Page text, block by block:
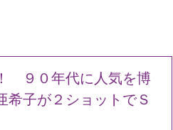
９０年代に人気を博
希子が２ショットでＳ